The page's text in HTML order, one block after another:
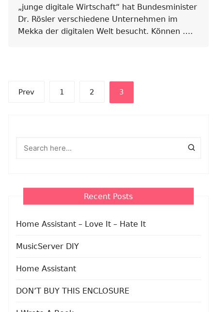
„junge digitale Wirtschaft“ hat Bundesminister
Dr. Rösler verschiedene Unternehmen im
Mekka der digitalen Welt besucht. Können ….
Posts
Prev 1 2 3
Recent Posts
Home Assistant – Love It – Hate It
MusicServer DIY
Home Assistant
DON’T BUY THIS ENCLOSURE